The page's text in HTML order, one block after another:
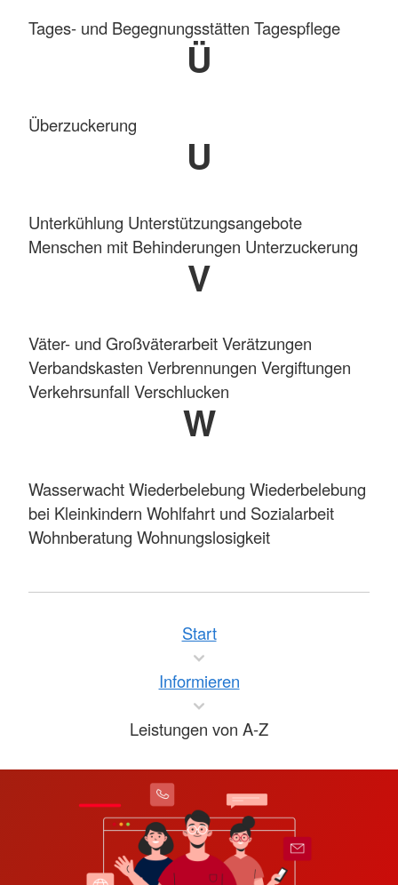
Tages- und Begegnungsstätten Tagespflege
Ü
Überzuckerung
U
Unterkühlung Unterstützungsangebote
Menschen mit Behinderungen Unterzuckerung
V
Väter- und Großväterarbeit Verätzungen
Verbandskasten Verbrennungen Vergiftungen
Verkehrsunfall Verschlucken
W
Wasserwacht Wiederbelebung Wiederbelebung
bei Kleinkindern Wohlfahrt und Sozialarbeit
Wohnberatung Wohnungslosigkeit
Start
Informieren
Leistungen von A-Z